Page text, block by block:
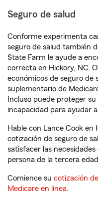
Seguro de salud
Conforme experimenta
seguro de salud también
State Farm le ayude a
correcta en Hickory, NC.
económicos de seguro de
suplementario de
Incluso puede proteger
incapacidad para ayudar
Hable con Lance Cook
cotización de seguro de
satisfacer las
persona de la tercera
Comience su cotización
Medicare en línea.